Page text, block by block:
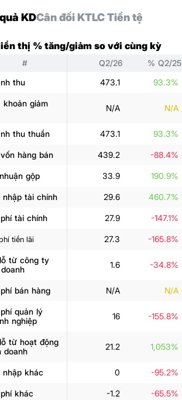
KDCân đối KTLC Tiền tệ
thị % tăng/giảm so với cùng kỳ
# Q2/26 % Q2/25
thu
473.1 93.3%
khoản giảm
N/A N/A
thu thuần 473.1 93.3%
hàng bán 439.2 -88.4%
gộp 33.9 190.9%
nhập tài chính 29.6 460.7%
tài chính 27.9 -147.1%
tiền lãi 27.3 -165.8%
từ công ty
1.6 -34.8%
bán hàng N/A N/A
quản lý
nghiệp
16 -155.8%
từ hoạt động
doanh
21.2 1,053%
nhập khác 0 -95.2%
khác -1.2 -65.5%